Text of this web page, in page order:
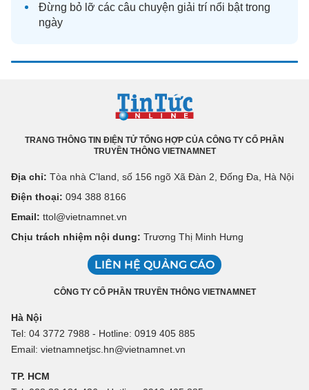
Đừng bỏ lỡ các câu chuyện giải trí nổi bật trong
ngày
TRANG THÔNG TIN ĐIỆN TỬ TỔNG HỢP CỦA CÔNG TY CỔ PHẦN
TRUYỀN THÔNG VIETNAMNET
Địa chỉ: Tòa nhà C’land, số 156 ngõ Xã Đàn 2, Đống Đa, Hà Nội
Điện thoại: 094 388 8166
Email: ttol@vietnamnet.vn
Chịu trách nhiệm nội dung: Trương Thị Minh Hưng
LIÊN HỆ QUẢNG CÁO
CÔNG TY CỔ PHẦN TRUYỀN THÔNG VIETNAMNET
Hà Nội
Tel: 04 3772 7988 - Hotline: 0919 405 885
Email: vietnamnetjsc.hn@vietnamnet.vn
TP. HCM